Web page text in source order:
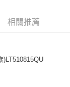
相關推薦
)LT510815QU